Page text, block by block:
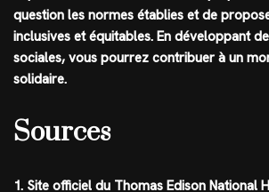
question les normes établies et de
inclusives et équitables. En développant
sociales, vous pourrez contribuer à un
solidaire.
Sources
1. Site officiel du Thomas Edison National